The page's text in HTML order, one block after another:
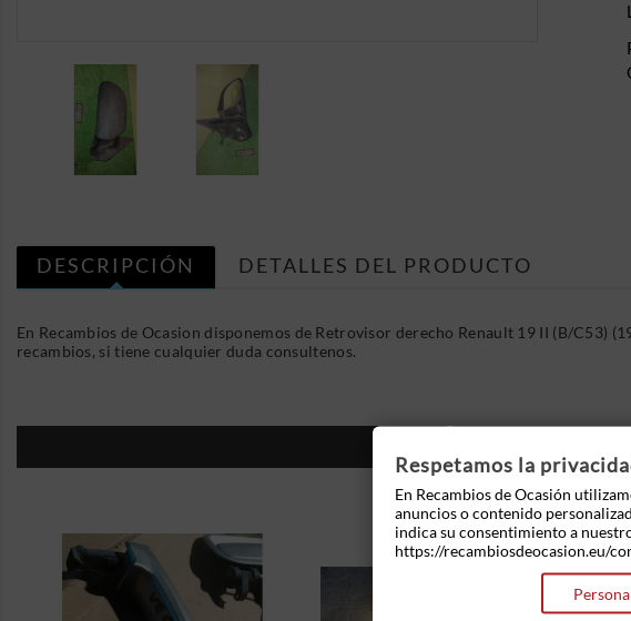
DESCRIPCIÓN DETALLES DEL PRODUCTO
En Recambios de Ocasion disponemos de Retrovisor derecho Renault 19 II (B/C53)
recambios, si tiene cualquier duda consultenos.
Respetamos la
En Recambios de Ocasión
anuncios o contenido
indica su consentimiento a
https://recambiosdeocasion.eu/